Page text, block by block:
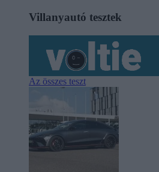
Villanyautó tesztek
Az összes teszt